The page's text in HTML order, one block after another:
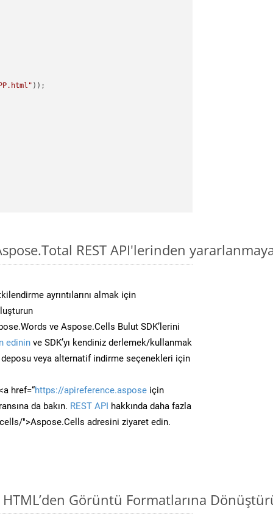
REST API'lerinden
ayrıntılarını almak için
ve Aspose.Cells Bulut SDK’lerini
edinin ve SDK’yı kendiniz derlemek/kullanmak
deposu veya alternatif indirme seçenekleri için
href=“https://apireference.aspose için
da bakın. REST API hakkında daha fazla
">Aspose.Cells adresini ziyaret edin.
Görüntü Formatlarına